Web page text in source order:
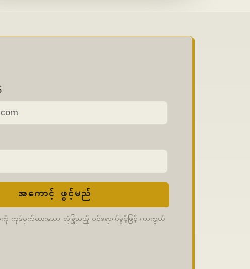
အကောင့် ဖွင့်မည်
ကုဒ်ဝှက်ထားသော လုံခြုံသည့် ဝင်ရောက်ခွင့်ဖြင့် ကာကွယ်